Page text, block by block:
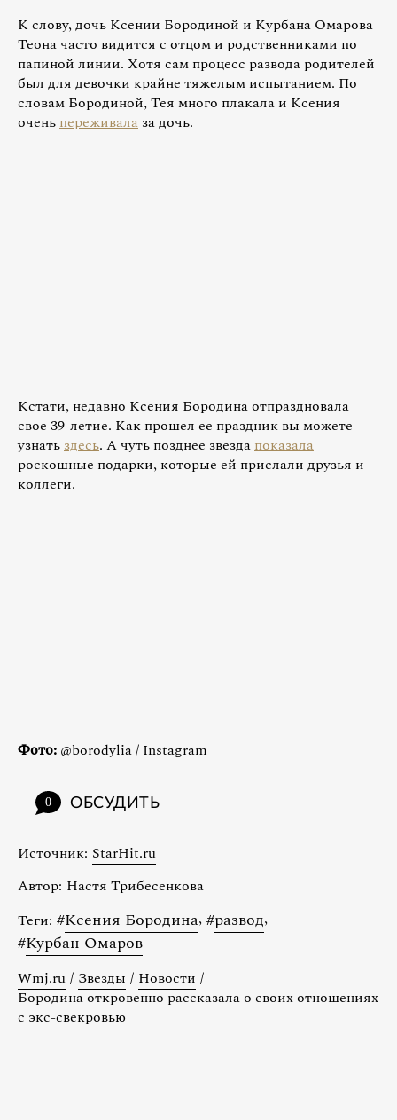
К слову, дочь Ксении Бородиной и Курбана Омарова
Теона часто видится с отцом и родственниками по
папиной линии. Хотя сам процесс развода родителей
был для девочки крайне тяжелым испытанием. По
словам Бородиной, Тея много плакала и Ксения
оченьпереживала за дочь.
Кстати, недавно Ксения Бородина отпраздновала
свое 39-летие. Как прошел ее праздник вы можете
узнатьздесь. А чуть позднее звездапоказала
роскошные подарки, которые ей прислали друзья и
коллеги.
Фото: @borodylia / Instagram
0 ОБСУДИТЬ
Источник: StarHit.ru
Автор: Настя Трибесенкова
Теги: #Ксения Бородина, #развод,
#Курбан Омаров
Wmj.ru / Звезды / Новости /
Бородина откровенно рассказала о своих отношениях
с экс-свекровью